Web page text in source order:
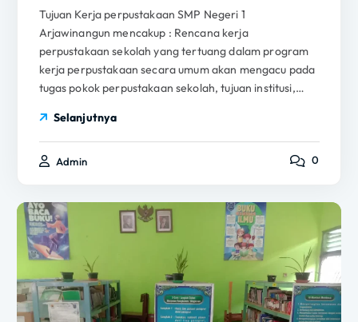
Tujuan Kerja perpustakaan SMP Negeri 1
Arjawinangun mencakup : Rencana kerja
perpustakaan sekolah yang tertuang dalam program
kerja perpustakaan secara umum akan mengacu pada
tugas pokok perpustakaan sekolah, tujuan institusi,…
Selanjutnya
Admin 0